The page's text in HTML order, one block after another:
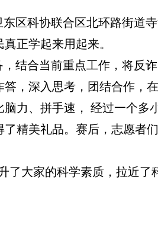
区科协联合区北环路街道
正学起来用起来。
结合当前重点工作，将反
，深入思考，团结合作，
力、拼手速， 经过一个多
精美礼品。赛后，志愿者
了大家的科学素质，拉近了